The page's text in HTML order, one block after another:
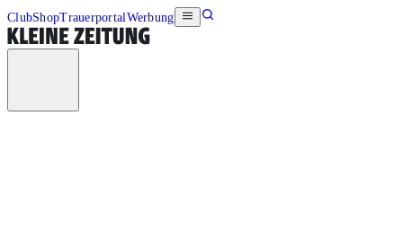
ClubShopTrauerportalWerbung